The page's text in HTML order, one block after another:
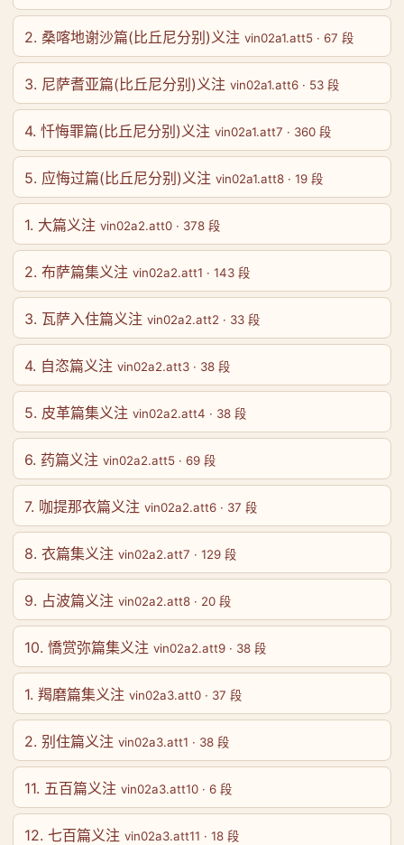
2. 桑喀地谢沙篇(比丘尼分别)义注 vin02a1.att5 · 67 段
3. 尼萨耆亚篇(比丘尼分别)义注 vin02a1.att6 · 53 段
4. 忏悔罪篇(比丘尼分别)义注 vin02a1.att7 · 360 段
5. 应悔过篇(比丘尼分别)义注 vin02a1.att8 · 19 段
1. 大篇义注 vin02a2.att0 · 378 段
2. 布萨篇集义注 vin02a2.att1 · 143 段
3. 瓦萨入住篇义注 vin02a2.att2 · 33 段
4. 自恣篇义注 vin02a2.att3 · 38 段
5. 皮革篇集义注 vin02a2.att4 · 38 段
6. 药篇义注 vin02a2.att5 · 69 段
7. 咖提那衣篇义注 vin02a2.att6 · 37 段
8. 衣篇集义注 vin02a2.att7 · 129 段
9. 占波篇义注 vin02a2.att8 · 20 段
10. 憍赏弥篇集义注 vin02a2.att9 · 38 段
1. 羯磨篇集义注 vin02a3.att0 · 37 段
2. 别住篇义注 vin02a3.att1 · 38 段
11. 五百篇义注 vin02a3.att10 · 6 段
12. 七百篇义注 vin02a3.att11 · 18 段